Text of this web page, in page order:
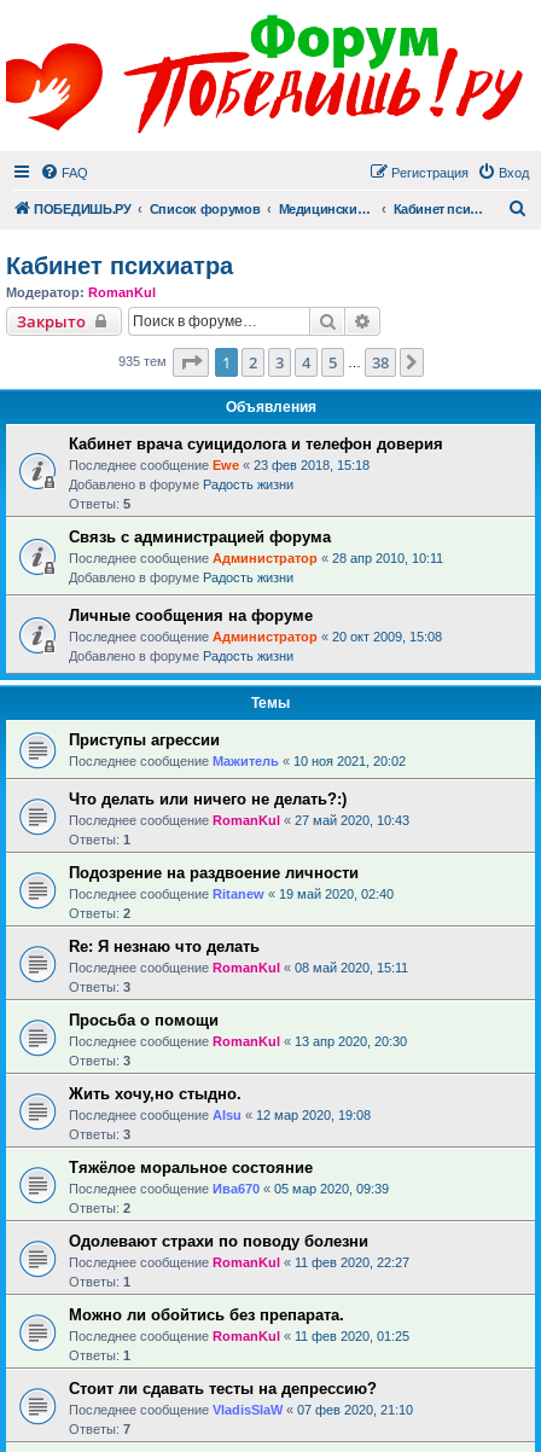
FAQ Вход
Регистрация
ПОБЕДИШЬ.РУ Список форумов Медицинский раздел Кабинет психиатра
Кабинет психиатра
Модератор: RomanKul
Закрыто Поиск
935 тем Страница из 38
1 2 3 4 5 38
Объявления
Кабинет врача суицидолога и телефон доверия
Последнее сообщение Ewe « 23 фев 2018, 15:18
Добавлено в форуме Радость жизни
Ответы: 5
Связь с администрацией форума
Последнее сообщение Администратор « 28 апр 2010, 10:11
Добавлено в форуме Радость жизни
Личные сообщения на форуме
Последнее сообщение Администратор « 20 окт 2009, 15:08
Добавлено в форуме Радость жизни
Темы
Приступы агрессии
Последнее сообщение Мажитель « 10 ноя 2021, 20:02
Что делать или ничего не делать?:)
Последнее сообщение RomanKul « 27 май 2020, 10:43
Ответы: 1
Подозрение на раздвоение личности
Последнее сообщение Ritanew « 19 май 2020, 02:40
Ответы: 2
Re: Я незнаю что делать
Последнее сообщение RomanKul « 08 май 2020, 15:11
Ответы: 3
Просьба о помощи
Последнее сообщение RomanKul « 13 апр 2020, 20:30
Ответы: 3
Жить хочу,но стыдно.
Последнее сообщение Alsu « 12 мар 2020, 19:08
Ответы: 3
Тяжёлое моральное состояние
Последнее сообщение Ива670 « 05 мар 2020, 09:39
Ответы: 2
Одолевают страхи по поводу болезни
Последнее сообщение RomanKul « 11 фев 2020, 22:27
Ответы: 1
Можно ли обойтись без препарата.
Последнее сообщение RomanKul « 11 фев 2020, 01:25
Ответы: 1
Стоит ли сдавать тесты на депрессию?
Последнее сообщение VladisSlaW« 07 фев 2020, 21:10
Ответы: 7